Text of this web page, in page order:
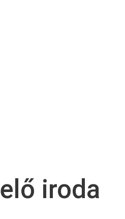
iroda